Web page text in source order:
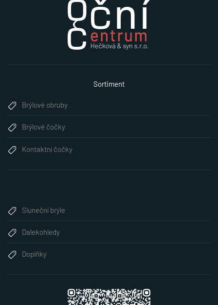
Sortiment
Brýlové obruby
Brýlové čočky
Kontaktní čočky
Sluneční brýle
Dalekohledy
Doplňky